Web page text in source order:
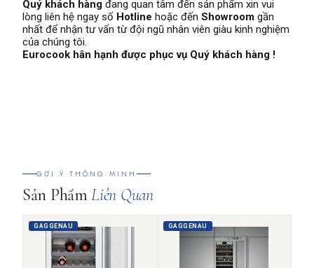
Quý khách hàng đang quan tâm đến sản phẩm xin vui
lòng liên hệ ngay số Hotline hoặc đến Showroom gần
nhất để nhận tư vấn từ đội ngũ nhân viên giàu kinh nghiệm
của chúng tôi.
Eurocook hân hạnh được phục vụ Quý khách hàng !
GỢI Ý THÔNG MINH
Sản PhẩmLiên Quan
GAGGENAU GAGGENAU